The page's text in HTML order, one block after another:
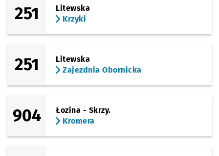
251
Litewska
Krzyki
251
Litewska
Zajezdnia Obornicka
904
Łozina - Skrzy.
Kromera